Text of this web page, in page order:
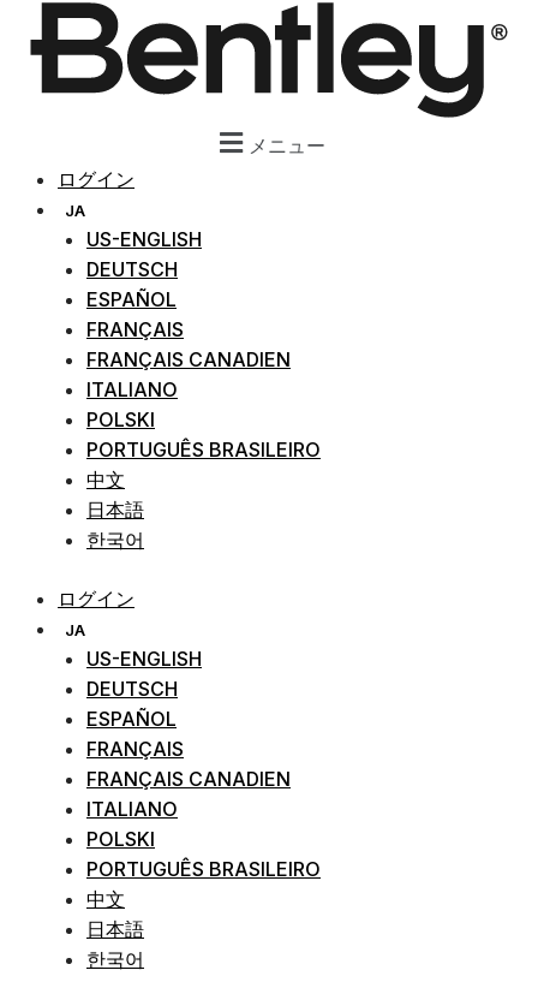
メニュー
ログイン
JA
US-ENGLISH
DEUTSCH
ESPAÑOL
FRANÇAIS
FRANÇAIS CANADIEN
ITALIANO
POLSKI
PORTUGUÊS BRASILEIRO
中文
日本語
한국어
ログイン
JA
US-ENGLISH
DEUTSCH
ESPAÑOL
FRANÇAIS
FRANÇAIS CANADIEN
ITALIANO
POLSKI
PORTUGUÊS BRASILEIRO
中文
日本語
한국어